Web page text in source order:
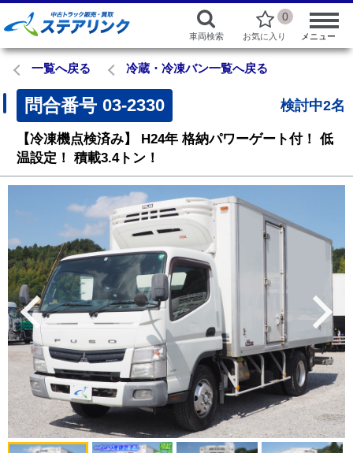
車両検索
0
お気に入り メニュー
一覧へ戻る 冷蔵・冷凍バン一覧へ戻る
問合番号 03-2330 検討中2名
【冷凍機点検済み】 H24年 格納パワーゲート付！
低
温設定！
積載3.4トン！